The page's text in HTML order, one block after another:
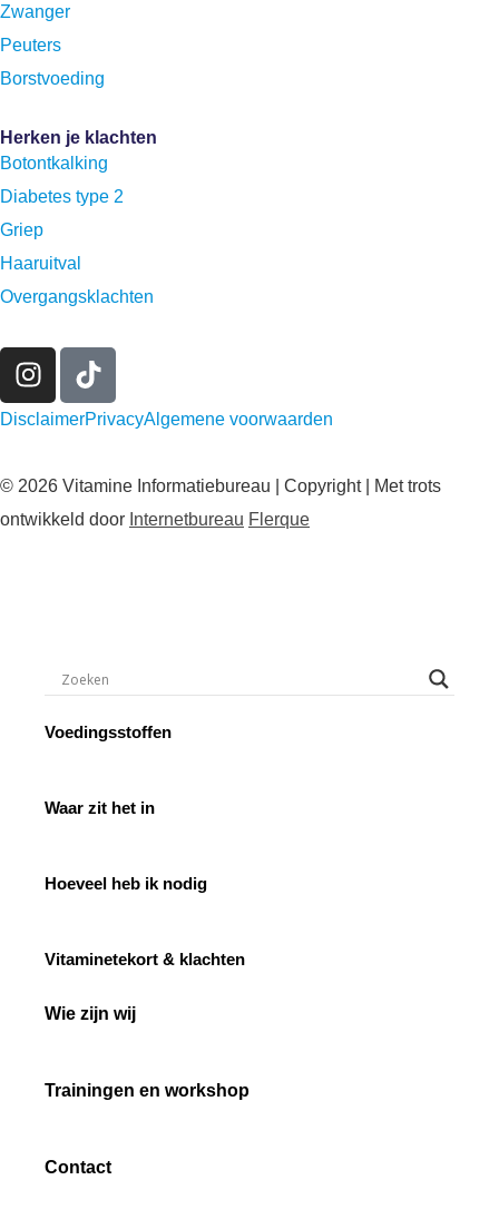
Zwanger
Peuters
Borstvoeding
Herken je klachten
Botontkalking
Diabetes type 2
Griep
Haaruitval
Overgangsklachten
DisclaimerPrivacyAlgemene voorwaarden
© 2026 Vitamine Informatiebureau | Copyright | Met trots
ontwikkeld door Internetbureau Flerque
Voedingsstoffen
Waar zit het in
Hoeveel heb ik nodig
Vitaminetekort & klachten
Wie zijn wij
Trainingen en workshop
Contact